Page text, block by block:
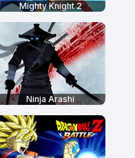
Mighty Knight 2
Ninja Arashi